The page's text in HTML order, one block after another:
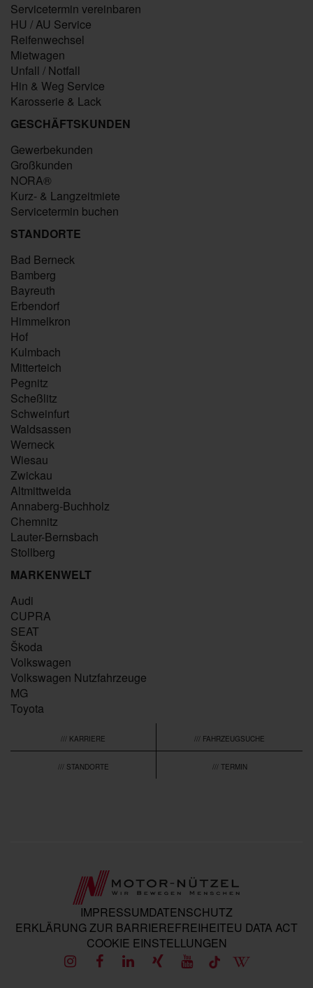
Servicetermin vereinbaren
HU / AU Service
Reifenwechsel
Mietwagen
Unfall / Notfall
Hin & Weg Service
Karosserie & Lack
GESCHÄFTSKUNDEN
Gewerbekunden
Großkunden
NORA®
Kurz- & Langzeitmiete
Servicetermin buchen
STANDORTE
Bad Berneck
Bamberg
Bayreuth
Erbendorf
Himmelkron
Hof
Kulmbach
Mitterteich
Pegnitz
Scheßlitz
Schweinfurt
Waldsassen
Werneck
Wiesau
Zwickau
Altmittweida
Annaberg-Buchholz
Chemnitz
Lauter-Bernsbach
Stollberg
MARKENWELT
Audi
CUPRA
SEAT
Škoda
Volkswagen
Volkswagen Nutzfahrzeuge
MG
Toyota
/// KARRIERE /// FAHRZEUGSUCHE
/// STANDORTE /// TERMIN
IMPRESSUMDATENSCHUTZ
ERKLÄRUNG ZUR BARRIEREFREIHEITEU DATA ACT
COOKIE EINSTELLUNGEN